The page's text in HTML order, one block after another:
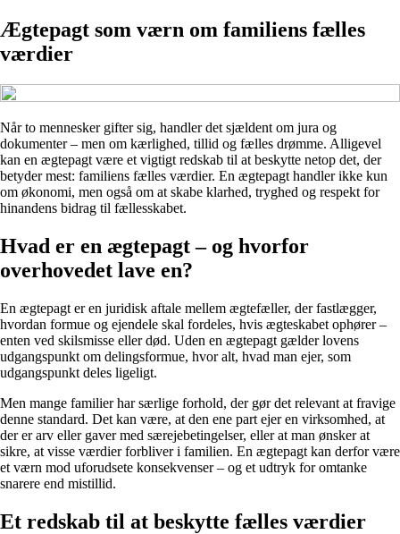
Ægtepagt som værn om familiens fælles
værdier
Når to mennesker gifter sig, handler det sjældent om jura og
dokumenter – men om kærlighed, tillid og fælles drømme. Alligevel
kan en ægtepagt være et vigtigt redskab til at beskytte netop det, der
betyder mest: familiens fælles værdier. En ægtepagt handler ikke kun
om økonomi, men også om at skabe klarhed, tryghed og respekt for
hinandens bidrag til fællesskabet.
Hvad er en ægtepagt – og hvorfor
overhovedet lave en?
En ægtepagt er en juridisk aftale mellem ægtefæller, der fastlægger,
hvordan formue og ejendele skal fordeles, hvis ægteskabet ophører –
enten ved skilsmisse eller død. Uden en ægtepagt gælder lovens
udgangspunkt om delingsformue, hvor alt, hvad man ejer, som
udgangspunkt deles ligeligt.
Men mange familier har særlige forhold, der gør det relevant at fravige
denne standard. Det kan være, at den ene part ejer en virksomhed, at
der er arv eller gaver med særejebetingelser, eller at man ønsker at
sikre, at visse værdier forbliver i familien. En ægtepagt kan derfor være
et værn mod uforudsete konsekvenser – og et udtryk for omtanke
snarere end mistillid.
Et redskab til at beskytte fælles værdier